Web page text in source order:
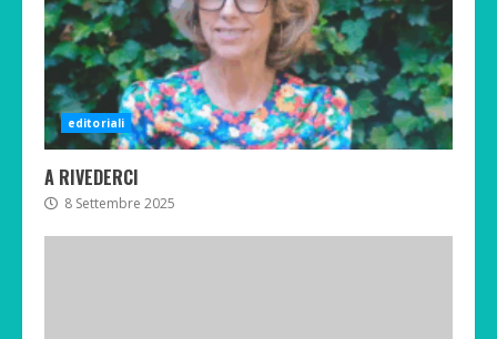
editoriali
A RIVEDERCI
8 Settembre 2025